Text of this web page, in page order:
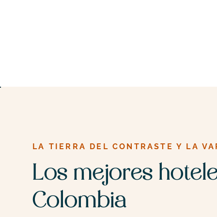
LA TIERRA DEL CONTRASTE Y LA
Los mejores
Colombia